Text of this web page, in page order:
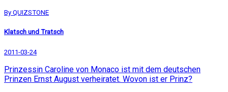
By QUIZSTONE
Klatsch und Tratsch
2011-03-24
Prinzessin Caroline von Monaco ist mit dem deutschen
Prinzen Ernst August verheiratet. Wovon ist er Prinz?